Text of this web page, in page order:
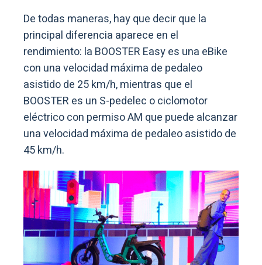
De todas maneras, hay que decir que la
principal diferencia aparece en el
rendimiento: la BOOSTER Easy es una eBike
con una velocidad máxima de pedaleo
asistido de 25 km/h, mientras que el
BOOSTER es un S-pedelec o ciclomotor
eléctrico con permiso AM que puede alcanzar
una velocidad máxima de pedaleo asistido de
45 km/h.